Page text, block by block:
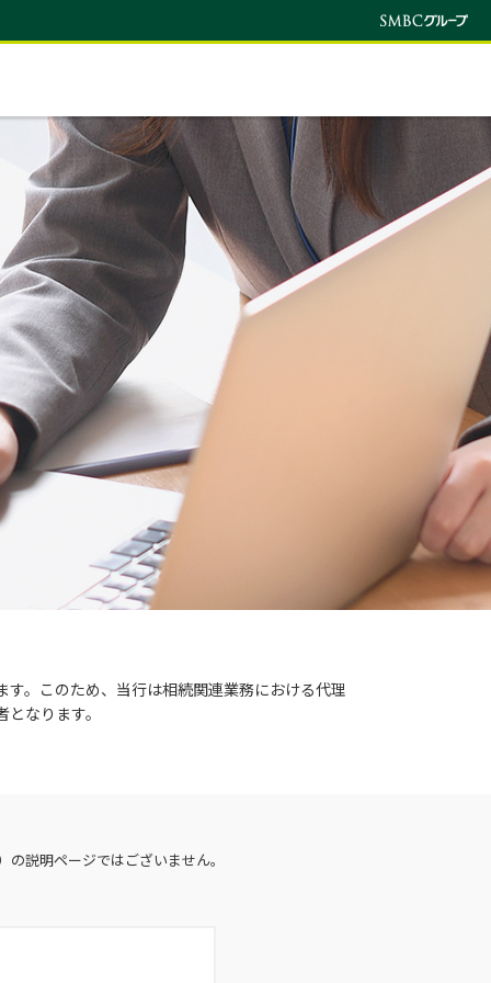
。このため、当行は相続関連業務における代理
なります。
説明ページではございません。